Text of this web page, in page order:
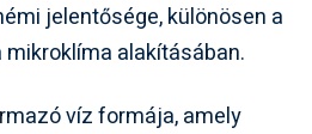
jelentősége, különösen a
alakításában.
víz formája, amely